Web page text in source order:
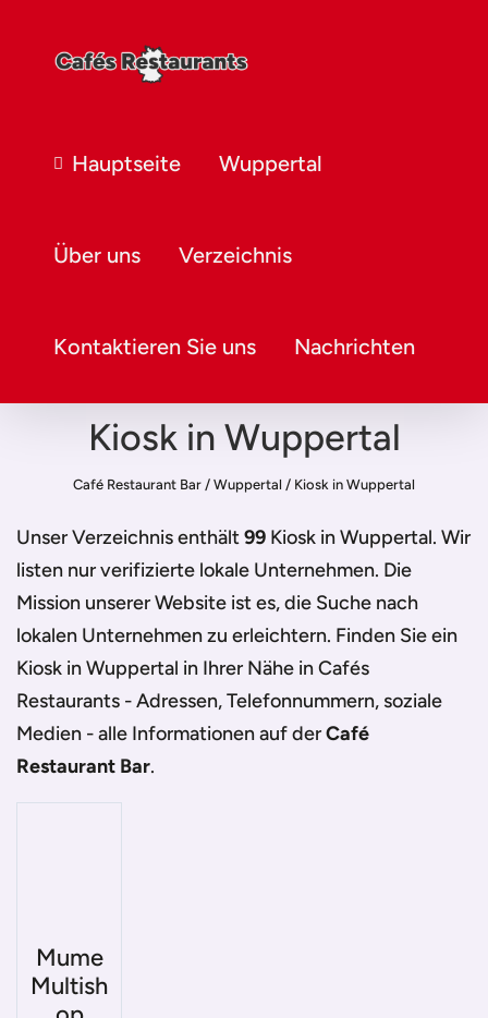
Hauptseite Wuppertal
Über uns Verzeichnis
Kontaktieren Sie uns Nachrichten
Kiosk in Wuppertal
Café Restaurant Bar / Wuppertal / Kiosk in Wuppertal
Unser Verzeichnis enthält99 Kiosk in Wuppertal. Wir
listen nur verifizierte lokale Unternehmen. Die
Mission unserer Website ist es, die Suche nach
lokalen Unternehmen zu erleichtern. Finden Sie ein
Kiosk in Wuppertal in Ihrer Nähe in Cafés
Restaurants - Adressen, Telefonnummern, soziale
Medien - alle Informationen auf derCafé
Restaurant Bar.
Mume
Multish